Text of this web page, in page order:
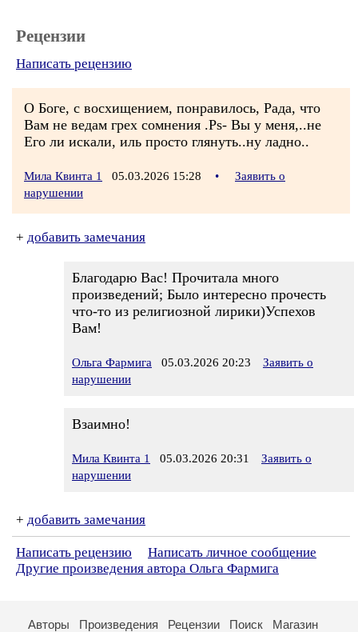
Рецензии
Написать рецензию
О Боге, с восхищением, понравилось, Рада, что
Вам не ведам грех сомнения .Ps- Вы у меня,..не
Его ли искали, иль просто глянуть..ну ладно..
Мила Квинта 1 05.03.2026 15:28 •
Заявить о
нарушении
+ добавить замечания
Благодарю Вас! Прочитала много
произведений; Было интересно прочесть
что-то из религиозной лирики)Успехов
Вам!
Ольга Фармига 05.03.2026 20:23
Заявить о
нарушении
Взаимно!
Мила Квинта 1 05.03.2026 20:31
Заявить о
нарушении
+ добавить замечания
Написать рецензию
Написать личное сообщение
Другие произведения автора Ольга Фармига
Авторы Произведения Рецензии Поиск Магазин